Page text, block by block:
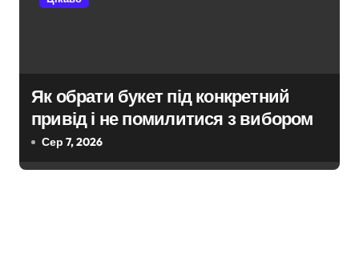
Як обрати букет під конкретний
привід і не помилитися з вибором
Сер 7, 2026